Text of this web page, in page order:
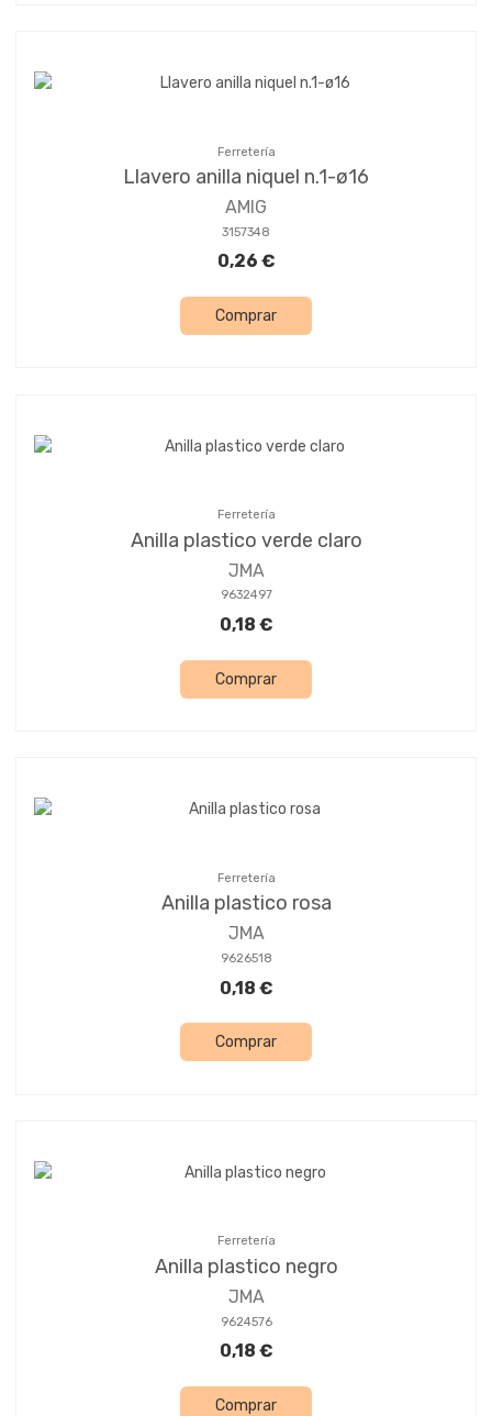
Ferretería
Llavero anilla niquel n.1-ø16
AMIG
3157348
0,26 €
Comprar
Ferretería
Anilla plastico verde claro
JMA
9632497
0,18 €
Comprar
Ferretería
Anilla plastico rosa
JMA
9626518
0,18 €
Comprar
Ferretería
Anilla plastico negro
JMA
9624576
0,18 €
Comprar